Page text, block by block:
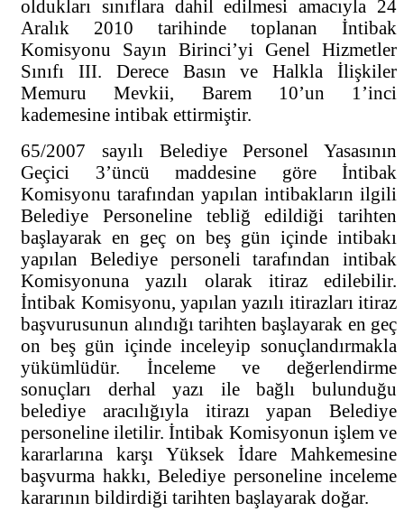
oldukları sınıflara dahil edilmesi amacıyla 24
Aralık 2010 tarihinde toplanan İntibak
Komisyonu Sayın Birinci’yi Genel Hizmetler
Sınıfı III. Derece Basın ve Halkla İlişkiler
Memuru Mevkii, Barem 10’un 1’inci
kademesine intibak ettirmiştir.
65/2007 sayılı Belediye Personel Yasasının
Geçici 3’üncü maddesine göre İntibak
Komisyonu tarafından yapılan intibakların ilgili
Belediye Personeline tebliğ edildiği tarihten
başlayarak en geç on beş gün içinde intibakı
yapılan Belediye personeli tarafından intibak
Komisyonuna yazılı olarak itiraz edilebilir.
İntibak Komisyonu, yapılan yazılı itirazları itiraz
başvurusunun alındığı tarihten başlayarak en geç
on beş gün içinde inceleyip sonuçlandırmakla
yükümlüdür. İnceleme ve değerlendirme
sonuçları derhal yazı ile bağlı bulunduğu
belediye aracılığıyla itirazı yapan Belediye
personeline iletilir. İntibak Komisyonun işlem ve
kararlarına karşı Yüksek İdare Mahkemesine
başvurma hakkı, Belediye personeline inceleme
kararının bildirdiği tarihten başlayarak doğar.